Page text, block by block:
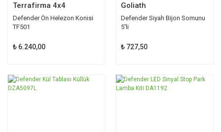
Terrafirma 4x4
Defender Ön Helezon Konisi
TF501
₺ 6.240,00
Goliath
Defender Siyah Bijon Somunu
5'li
₺ 727,50